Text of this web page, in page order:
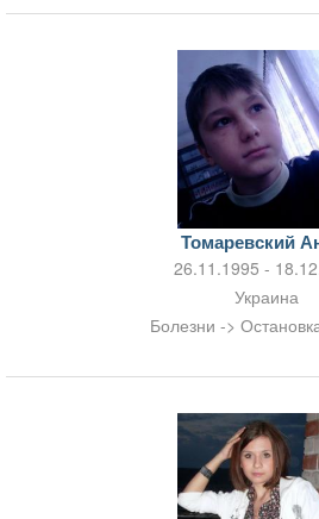
Томаревский
26.11.1995 -
Украина
Болезни ->